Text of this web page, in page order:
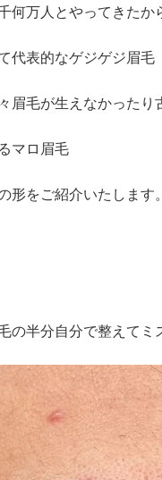
何万人とやってきた
代表的なゲジゲジ眉毛
眉毛が生えなかったり
マロ眉毛
形をご紹介いたします。
の半分自分で整えてミ